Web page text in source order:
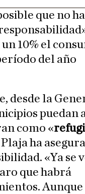
que no
10% el
del año
desde la
puedan
como «
ha
«Ya se
que habrá
Aunque